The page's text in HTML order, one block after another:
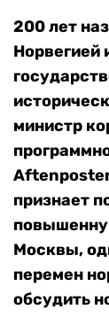
200 лет
Норвегией
министр
признает
Москвы,
перемен
обсудить